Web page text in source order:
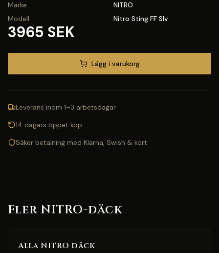
Märke
NITRO
Modell
Nitro Sting FF Slv
3965 SEK
Lägg i varukorg
Leverans inom 1–3 arbetsdagar
14 dagars öppet köp
Säker betalning med Klarna, Swish & kort
Fler NITRO-däck
Alla NITRO däck